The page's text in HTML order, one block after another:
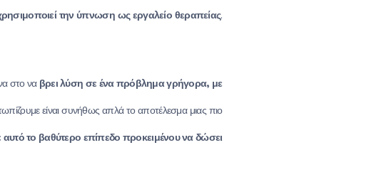
την ύπνωση ως εργαλείο θεραπείας.
στο να βρει λύση σε ένα πρόβλημα γρήγορα, με
είναι συνήθως απλά το αποτέλεσμα μιας πιο
το βαθύτερο επίπεδο προκειμένου να δώσει